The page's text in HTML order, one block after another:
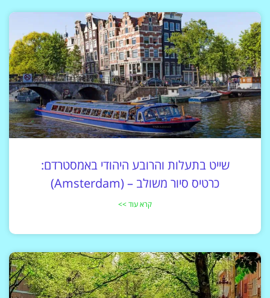
שייט בתעלות והרובע היהודי באמסטרדם:
כרטיס סיור משולב – (Amsterdam)
קרא עוד >>